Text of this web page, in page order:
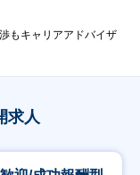
もキャリアアドバイザ
求人